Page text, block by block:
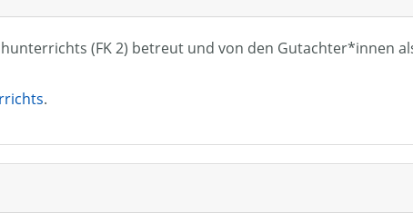
(FK 2) betreut und von den Gutachter*innen
.